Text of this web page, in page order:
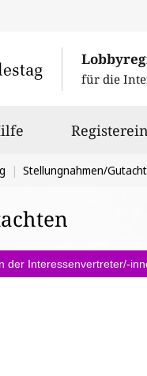
für die
Stellungnahmen/
der Interessenvertreter/-